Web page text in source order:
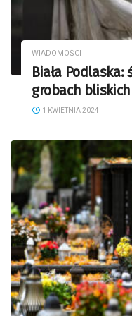
WIADOMOŚCI
Biała
grobach bliskich
1 KWIETNIA 2024